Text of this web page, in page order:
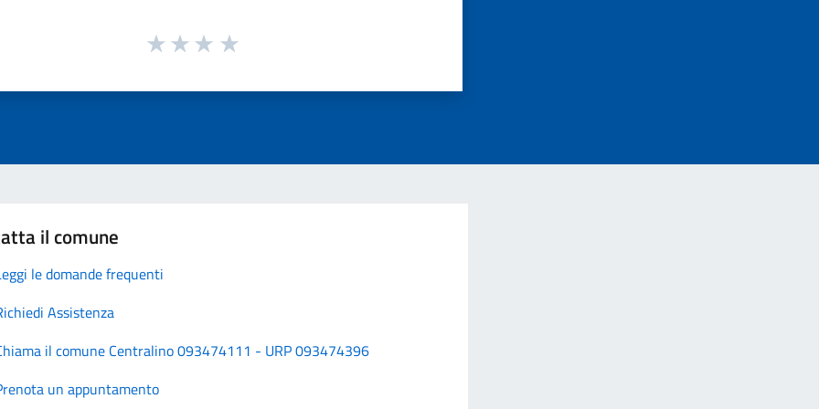
il comune
le domande frequenti
Assistenza
il comune Centralino 093474111 - URP 093474396
un appuntamento